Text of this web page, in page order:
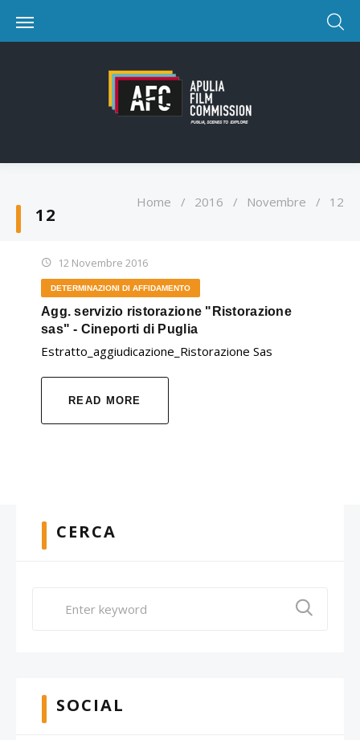
12
Home / 2016 / Novembre / 12
12 Novembre 2016
DETERMINAZIONI DI AFFIDAMENTO
Agg. servizio ristorazione "Ristorazione
sas" - Cineporti di Puglia
Estratto_aggiudicazione_Ristorazione Sas
READ MORE
CERCA
SOCIAL